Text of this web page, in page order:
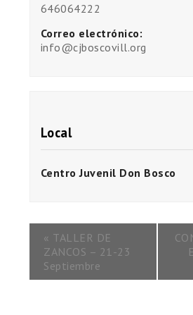
646064222
Correo electrónico:
info@cjboscovill.org
Local
Centro Juvenil Don Bosco
« TALLER DE
ZANCOS – 21-23
Septiembre